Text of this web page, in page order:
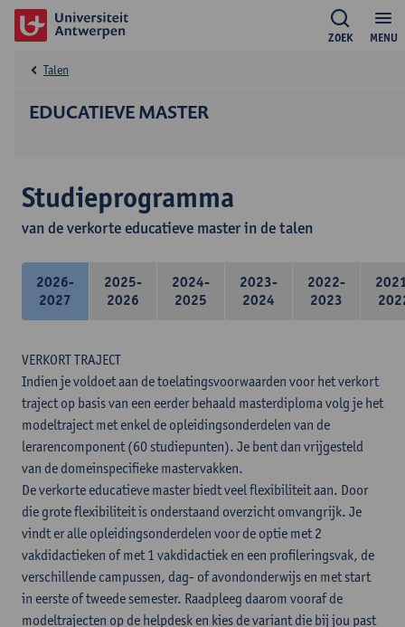
MENU
ZOEK
EDUCATIEVE MASTER
Talen
Studieprogramma
van de verkorte educatieve master in de talen
2026-
2027
2025-
2026
2024-
2025
2023-
2024
2022-
2023
VERKORT TRAJECT
Indien je voldoet aan de toelatingsvoorwaarden voor het verkort
traject op basis van een eerder behaald masterdiploma volg je het
modeltraject met enkel de opleidingsonderdelen van de
lerarencomponent (60 studiepunten). Je bent dan vrijgesteld
van de domeinspecifieke mastervakken.
De verkorte educatieve master biedt veel flexibiliteit aan. Door
die grote flexibiliteit is onderstaand overzicht omvangrijk. Je
vindt er alle opleidingsonderdelen voor de optie met 2
vakdidactieken of met 1 vakdidactiek en een profileringsvak, de
verschillende campussen, dag- of avondonderwijs en met start
in eerste of tweede semester. Raadpleeg daarom vooraf de
modeltrajecten op de helpdesk en kies de variant die bij jou past